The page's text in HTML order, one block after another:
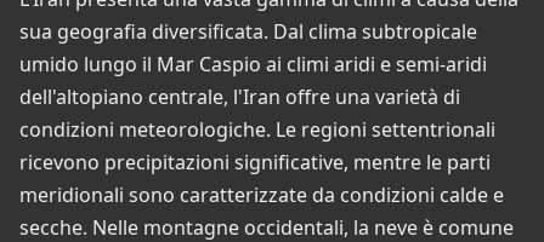
sua geografia diversificata. Dal clima subtropicale
umido lungo il Mar Caspio ai climi aridi e semi-aridi
dell'altopiano centrale, l'Iran offre una varietà di
condizioni meteorologiche. Le regioni settentrionali
ricevono precipitazioni significative, mentre le parti
meridionali sono caratterizzate da condizioni calde e
secche. Nelle montagne occidentali, la neve è comune